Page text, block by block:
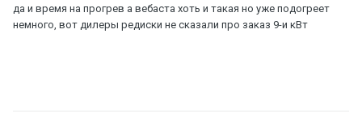
да и время на прогрев а вебаста хоть и такая но уже подогреет
немного, вот дилеры редиски не сказали про заказ 9-и кВт